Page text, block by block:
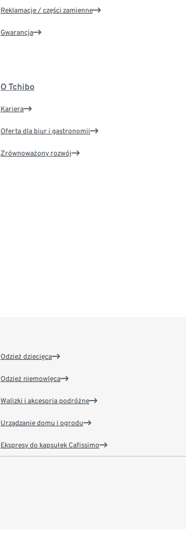
Reklamacje / części zamienne
Gwarancja
O Tchibo
Kariera
Oferta dla biur i gastronomii
Zrównoważony rozwój
Odzież dziecięca
Odzież niemowlęca
Walizki i akcesoria podróżne
Urządzanie domu i ogrodu
Ekspresy do kapsułek Cafissimo